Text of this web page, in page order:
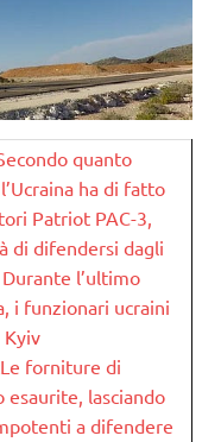
quanto
ha di fatto
Patriot PAC-3,
di difendersi dagli
l’ultimo
i funzionari ucraini
forniture di
lasciando
a difendere